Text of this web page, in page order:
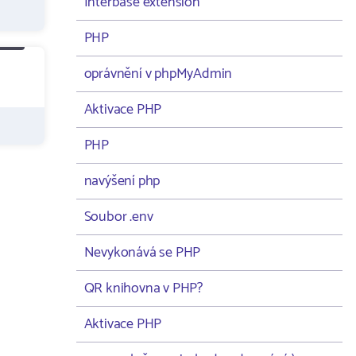
PHP
oprávnění v phpMyAdmin
Aktivace PHP
PHP
navýšení php
Soubor .env
Nevykonává se PHP
QR knihovna v PHP?
Aktivace PHP